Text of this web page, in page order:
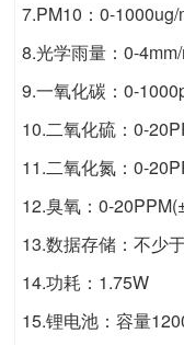
7.PM10：0-
8.光学雨量：0-
9.一氧化碳：0-
10.二氧化硫：0-
11.二氧化氮：0-
12.臭氧：0-
13.数据存储：不少
14.功耗：1.75W
15.锂电池：容量